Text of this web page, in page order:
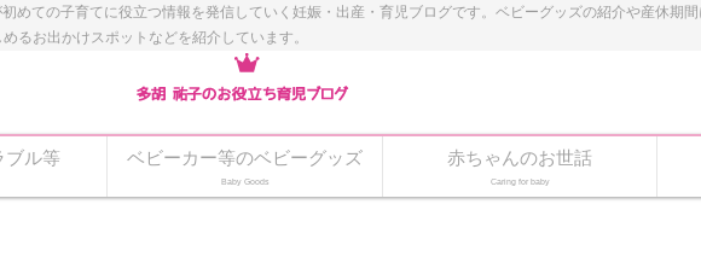
めての子育てに役立つ情報を発信していく妊娠・出産・育児ブログです。ベビーグッズの紹介や産休期
るお出かけスポットなどを紹介しています。
ブル等 ベビーカー等のベビーグッズ
Baby Goods
赤ちゃんのお世話
Caring for baby